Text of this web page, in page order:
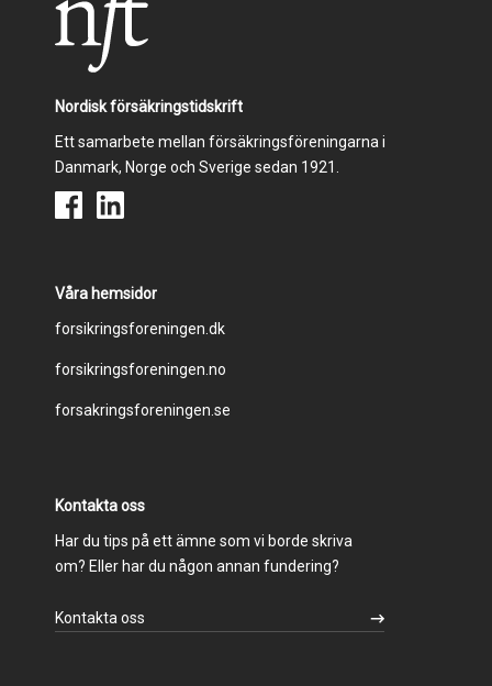
Nordisk försäkringstidskrift
Ett samarbete mellan försäkringsföreningarna i
Danmark, Norge och Sverige sedan 1921.
Våra hemsidor
Footer
menu
forsikringsforeningen.dk
forsikringsforeningen.no
forsakringsforeningen.se
Kontakta oss
Har du tips på ett ämne som vi borde skriva
om? Eller har du någon annan fundering?
Kontakta oss